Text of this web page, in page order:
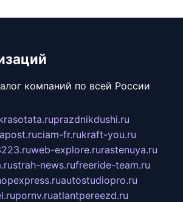
компаний по всей России
prazdnikdushi.ru
ciam-fr.rukraft-you.ru
web-explore.rurastenuya.ru
strah-news.rufreeride-team.ru
autostudiopro.ru
pornv.ruatlantpereezd.ru